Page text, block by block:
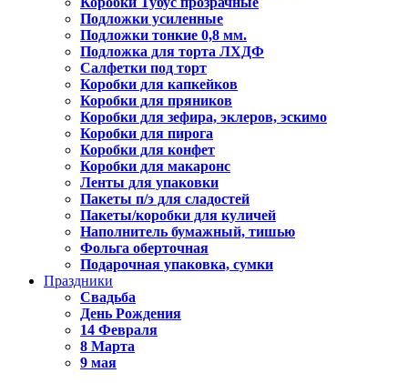
Подложки усиленные
Подложки тонкие 0,8 мм.
Подложка для торта ЛХДФ
Салфетки под торт
Коробки для капкейков
Коробки для пряников
Коробки для зефира, эклеров, эскимо
Коробки для пирога
Коробки для конфет
Коробки для макаронс
Ленты для упаковки
Пакеты п/э для сладостей
Пакеты/коробки для куличей
Наполнитель бумажный, тишью
Фольга оберточная
Подарочная упаковка, сумки
Праздники
Свадьба
День Рождения
14 Февраля
8 Марта
9 мая